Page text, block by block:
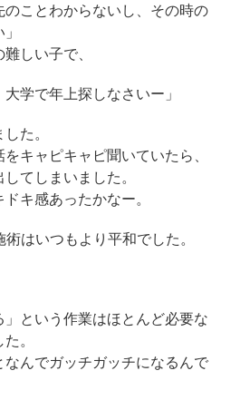
のことわからないし、その時の
しい子で、
大学で年上探しなさいー」
た。
キャピキャピ聞いていたら、
てしまいました。
キ感あったかなー。
はいつもより平和でした。
」という作業はほとんど必要な
。
なんでガッチガッチになるんで